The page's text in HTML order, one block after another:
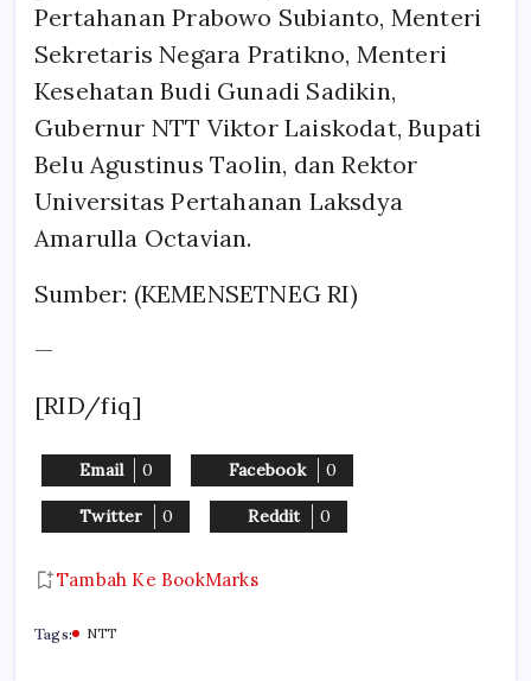
Pertahanan Prabowo Subianto, Menteri
Sekretaris Negara Pratikno, Menteri
Kesehatan Budi Gunadi Sadikin,
Gubernur NTT Viktor Laiskodat, Bupati
Belu Agustinus Taolin, dan Rektor
Universitas Pertahanan Laksdya
Amarulla Octavian.
Sumber: (KEMENSETNEG RI)
—
[RID/fiq]
Email 0 Facebook 0
Twitter 0 Reddit 0
Tambah Ke BookMarks
Tags: NTT